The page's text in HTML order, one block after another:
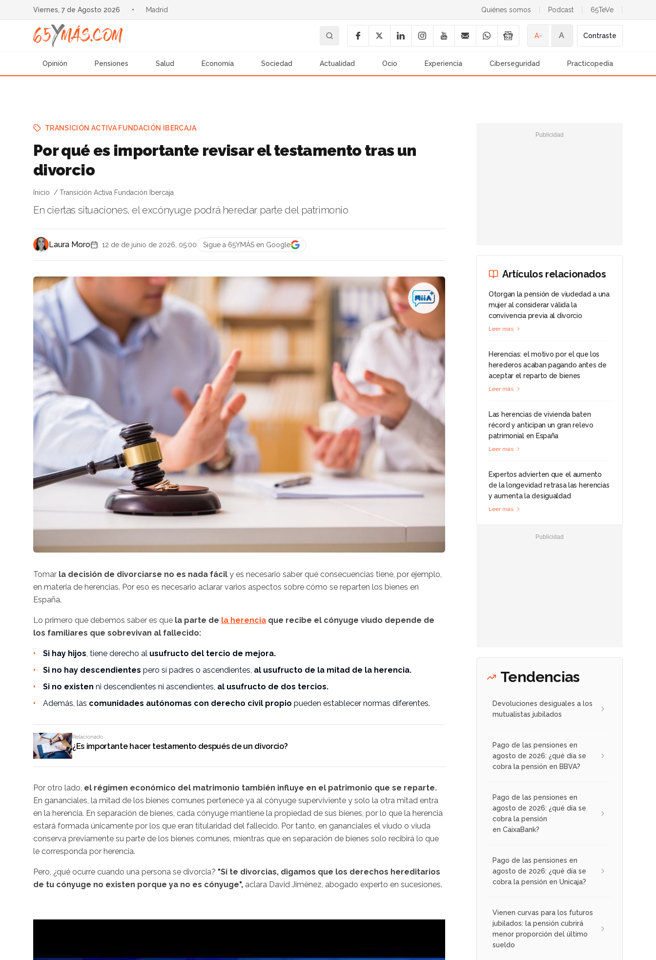
Viernes, 7 de Agosto 2026 • Madrid Quiénes somos Podcast 65TeVe
A- A Contraste
Opinión Pensiones Salud Economía Sociedad Actualidad Ocio Experiencia Ciberseguridad Practicopedia
TRANSICIÓN ACTIVA FUNDACIÓN IBERCAJA
Por qué es importante revisar el testamento tras un
divorcio
Inicio Transición Activa Fundación Ibercaja
En ciertas situaciones, el excónyuge podrá heredar parte del patrimonio
Laura Moro 12 de de junio de 2026, 05:00 Sigue a 65YMÁS en Google
Tomar la decisión de divorciarse no es nada fácil y es necesario saber qué consecuencias tiene, por ejemplo,
en materia de herencias. Por eso es necesario aclarar varios aspectos sobre cómo se reparten los bienes en
España.
Lo primero que debemos saber es que la parte de la herencia que recibe el cónyuge viudo depende de
los familiares que sobrevivan al fallecido:
Si hay hijos , tiene derecho al usufructo del tercio de mejora.
Si no hay descendientes pero sí padres o ascendientes, al usufructo de la mitad de la herencia.
Si no existen ni descendientes ni ascendientes, al usufructo de dos tercios.
Además, las comunidades autónomas con derecho civil propio pueden establecer normas diferentes.
Relacionado
¿Es importante hacer testamento después de un divorcio?
Por otro lado, el régimen económico del matrimonio también influye en el patrimonio que se reparte.
En gananciales, la mitad de los bienes comunes pertenece ya al cónyuge superviviente y solo la otra mitad entra
en la herencia. En separación de bienes, cada cónyuge mantiene la propiedad de sus bienes, por lo que la herencia
estará formada únicamente por los que eran titularidad del fallecido. Por tanto, en gananciales el viudo o viuda
conserva previamente su parte de los bienes comunes, mientras que en separación de bienes solo recibirá lo que
le corresponda por herencia.
Pero, ¿qué ocurre cuando una persona se divorcia? "Si te divorcias, digamos que los derechos hereditarios
de tu cónyuge no existen porque ya no es cónyuge", aclara David Jiménez, abogado experto en sucesiones.
Artículos relacionados
Otorgan la pensión de viudedad a una
mujer al considerar válida la
convivencia previa al divorcio
Leer más
Herencias: el motivo por el que los
herederos acaban pagando antes de
aceptar el reparto de bienes
Leer más
Las herencias de vivienda baten
récord y anticipan un gran relevo
patrimonial en España
Leer más
Expertos advierten que el aumento
de la longevidad retrasa las herencias
y aumenta la desigualdad
Leer más
Tendencias
Devoluciones desiguales a los
mutualistas jubilados
Pago de las pensiones en
agosto de 2026: ¿qué día se
cobra la pensión en BBVA?
Pago de las pensiones en
agosto de 2026: ¿qué día se
cobra la pensión
en CaixaBank?
Pago de las pensiones en
agosto de 2026: ¿qué día se
cobra la pensión en Unicaja?
Vienen curvas para los futuros
jubilados: la pensión cubrirá
menor proporción del último
sueldo